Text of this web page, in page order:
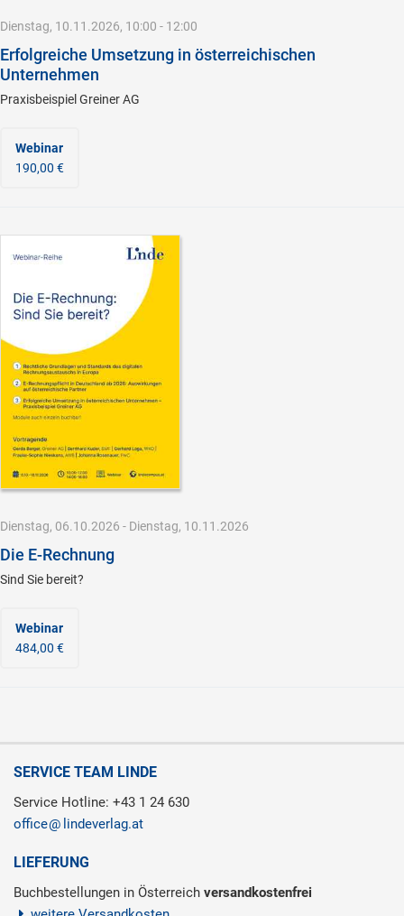
Dienstag, 10.11.2026, 10:00 - 12:00
Erfolgreiche Umsetzung in österreichischen
Unternehmen
Praxisbeispiel Greiner AG
Webinar
190,00 €
Dienstag, 06.10.2026 - Dienstag, 10.11.2026
Die E-Rechnung
Sind Sie bereit?
Webinar
484,00 €
SERVICE TEAM LINDE
Service Hotline: +43 1 24 630
office
lindeverlag.at
LIEFERUNG
Buchbestellungen in Österreich versandkostenfrei